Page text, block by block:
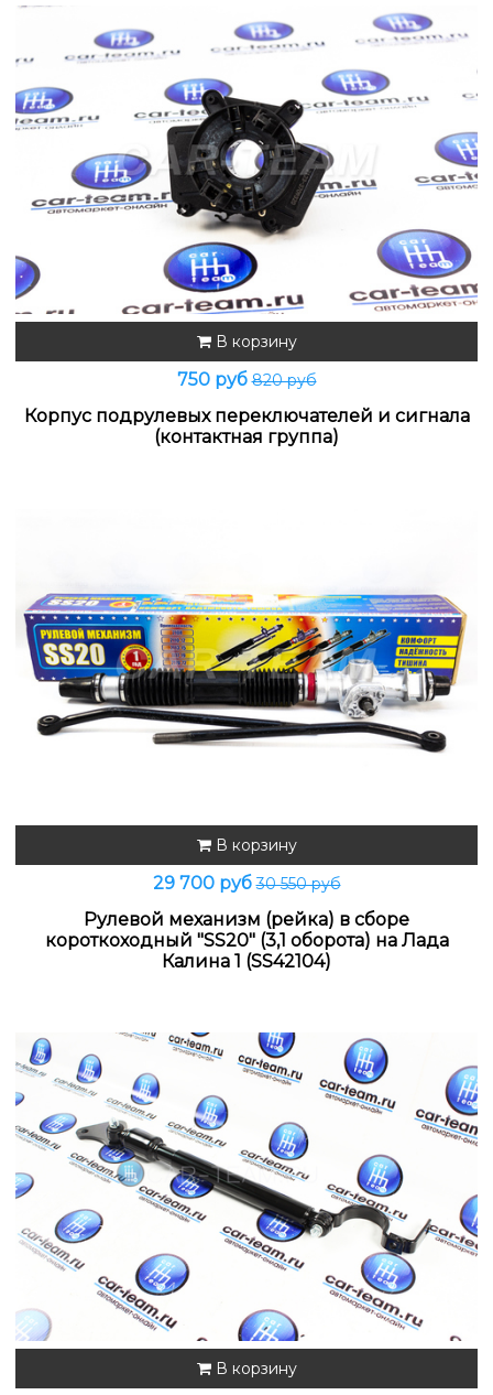
В корзину
750 руб820 руб
Корпус подрулевых переключателей и сигнала
(контактная группа)
В корзину
29 700 руб30 550 руб
Рулевой механизм (рейка) в сборе
короткоходный "SS20" (3,1 оборота) на Лада
Калина 1 (SS42104)
В корзину